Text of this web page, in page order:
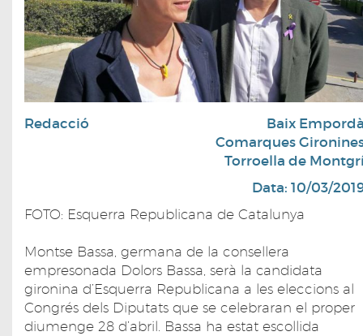
Redacció
Baix
Comarques
Torroella de
Data: 10/03/
FOTO: Esquerra Republicana de Catalunya
Montse Bassa, germana de la consellera
empresonada Dolors Bassa, serà la candidata
gironina d’Esquerra Republicana a les eleccions al
Congrés dels Diputats que se celebraran el proper
diumenge 28 d’abril. Bassa ha estat escollida